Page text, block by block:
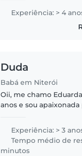
agência e ofereço um
responsável, paciente e
carinhoso. Auxilio na
Experiência: > 4
Duda
Babá em Niterói
Oii, me chamo
anos e sou
cuidando de bebês e
diferentes idades,
do meu ciclo familiar
Experiência: > 3
Tempo médio de
minutos